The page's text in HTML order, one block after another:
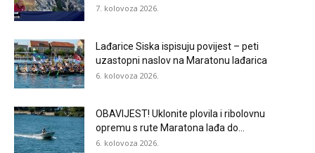
7. kolovoza 2026.
Lađarice Siska ispisuju povijest – peti
uzastopni naslov na Maratonu lađarica
6. kolovoza 2026.
OBAVIJEST! Uklonite plovila i ribolovnu
opremu s rute Maratona lađa do...
6. kolovoza 2026.